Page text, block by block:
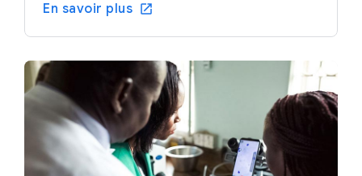
En savoir plus